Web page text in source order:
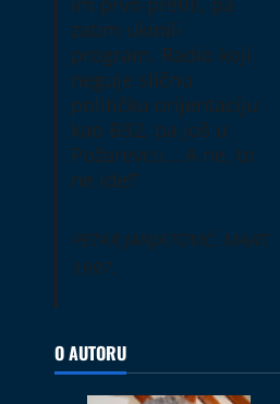
zatim ukinili
program. Radio koji
neguje sličnu
političku orijentaciju
kao B92, pa još u
Požarevcu… A ne, to
ne ide!”
PETAR JANJATOVIĆ, MART
1997.
O AUTORU